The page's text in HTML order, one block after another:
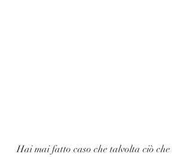
Hai mai fatto caso che talvolta ciò che